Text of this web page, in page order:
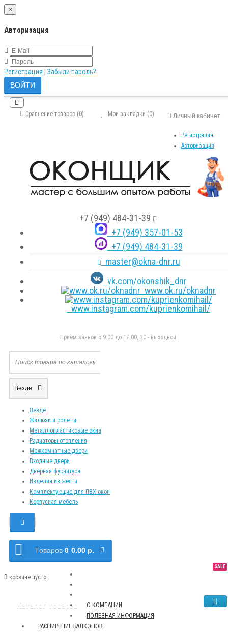
×
Авторизация
Регистрация Забыли пароль?
Личный кабинет
Регистрация
Авторизация
Мои закладки (0)
Сравнение товаров (0)
+7 (949) 484-31-39
+7 (949) 357-01-53
+7 (949) 484-31-39
master@okna-dnr.ru
vk.com/okonshik_dnr
www.ok.ru/oknadnr
www.instagram.com/kuprienkomihail/
Приём заявок с 9:00 до 17:00, ВС - выходной
Везде
Везде
Жалюзи и ролеты
Металлопластиковые окна
Радиаторы отопления
Межкомнатные двери
Входные двери
Дверная фурнитура
Изделия из жести
Комплектующие для ПВХ окон
Корпусная мебель
Tоваров 0 0.00 р.
В корзине пусто!
Каталог товаров
О КОМПАНИИ
ПОЛЕЗНАЯ ИНФОРМАЦИЯ
NEW
РАСШИРЕНИЕ БАЛКОНОВ
TOP
SALE